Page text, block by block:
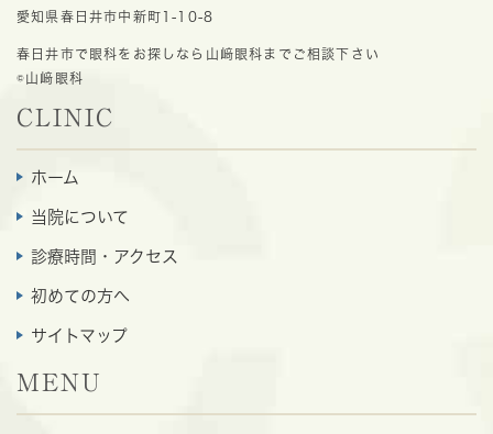
愛知県春日井市中新町1-10-8
春日井市で眼科をお探しなら山﨑眼科までご相談下さい
©山﨑眼科
CLINIC
ホーム
当院について
診療時間・アクセス
初めての方へ
サイトマップ
MENU